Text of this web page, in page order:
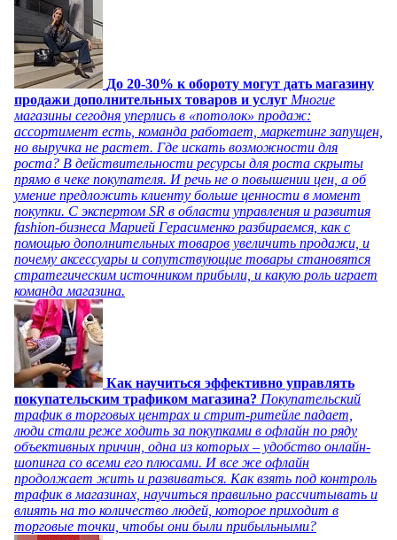
До 20-30% к обороту могут дать магазину
продажи дополнительных товаров и услуг Многие
магазины сегодня уперлись в «потолок» продаж:
ассортимент есть, команда работает, маркетинг запущен,
но выручка не растет. Где искать возможности для
роста? В действительности ресурсы для роста скрыты
прямо в чеке покупателя. И речь не о повышении цен, а об
умение предложить клиенту больше ценности в момент
покупки. С экспертом SR в области управления и развития
fashion-бизнеса Марией Герасименко разбираемся, как с
помощью дополнительных товаров увеличить продажи, и
почему аксессуары и сопутствующие товары становятся
стратегическим источником прибыли, и какую роль играет
команда магазина.
Как научиться эффективно управлять
покупательским трафиком магазина? Покупательский
трафик в торговых центрах и стрит-ритейле падает,
люди стали реже ходить за покупками в офлайн по ряду
объективных причин, одна из которых – удобство онлайн-
шопинга со всеми его плюсами. И все же офлайн
продолжает жить и развиваться. Как взять под контроль
трафик в магазинах, научиться правильно рассчитывать и
влиять на то количество людей, которое приходит в
торговые точки, чтобы они были прибыльными?